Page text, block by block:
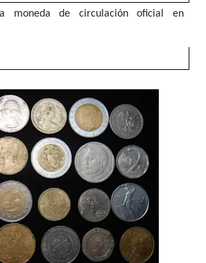
moneda de circulación oficial en